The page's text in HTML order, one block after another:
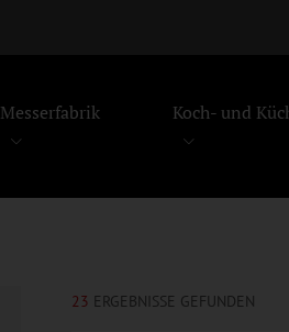
Messerfabrik Koch- und
23 ERGEBNISSE GEFUNDEN